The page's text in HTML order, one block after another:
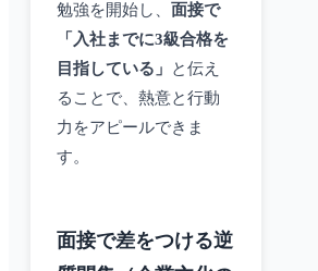
勉強を開始し、 面接で
「入社までに3級合格を
目指している」
と伝え
ることで、熱意と行動
力をアピールできま
す。
面接で差をつける逆